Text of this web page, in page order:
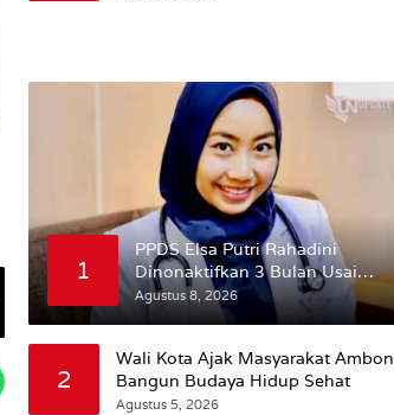
1
PPDS Elsa Putri Rahadini
Dinonaktifkan 3 Bulan Usai
Komentar yang Dinilai
Nirempati ke Pasien BPJS
Agustus 8, 2026
2
Wali Kota Ajak Masyarakat Ambon
Bangun Budaya Hidup Sehat
Agustus 5, 2026